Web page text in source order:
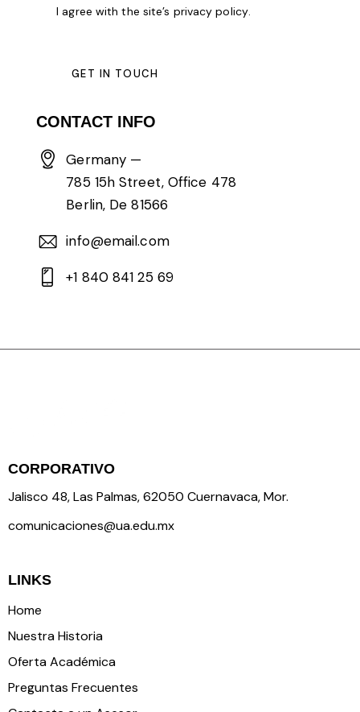
I agree with the site’s privacy policy.
CONTACT INFO
Germany —
785 15h Street, Office 478
Berlin, De 81566
info@email.com
+1 840 841 25 69
CORPORATIVO
Jalisco 48, Las Palmas, 62050 Cuernavaca, Mor.
comunicaciones@ua.edu.mx
LINKS
Home
Nuestra Historia
Oferta Académica
Preguntas Frecuentes